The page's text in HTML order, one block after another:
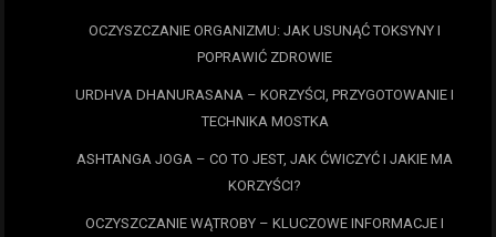
OCZYSZCZANIE ORGANIZMU: JAK USUNĄĆ TOKSYNY I
POPRAWIĆ ZDROWIE
URDHVA DHANURASANA – KORZYŚCI, PRZYGOTOWANIE I
TECHNIKA MOSTKA
ASHTANGA JOGA – CO TO JEST, JAK ĆWICZYĆ I JAKIE MA
KORZYŚCI?
OCZYSZCZANIE WĄTROBY – KLUCZOWE INFORMACJE I